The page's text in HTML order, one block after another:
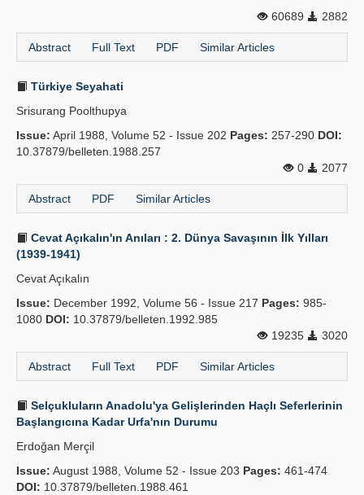
60689
2882
Abstract Full Text PDF Similar Articles
Türkiye Seyahati
Srisurang Poolthupya
Issue: April 1988, Volume 52 - Issue 202 Pages: 257-290 DOI:
10.37879/belleten.1988.257
0
2077
Abstract PDF Similar Articles
Cevat Açıkalın'ın Anıları : 2. Dünya Savaşının İlk Yılları
(1939-1941)
Cevat Açıkalın
Issue: December 1992, Volume 56 - Issue 217 Pages: 985-
1080 DOI: 10.37879/belleten.1992.985
19235
3020
Abstract Full Text PDF Similar Articles
Selçukluların Anadolu'ya Gelişlerinden Haçlı Seferlerinin
Başlangıcına Kadar Urfa'nın Durumu
Erdoğan Merçil
Issue: August 1988, Volume 52 - Issue 203 Pages: 461-474
DOI: 10.37879/belleten.1988.461